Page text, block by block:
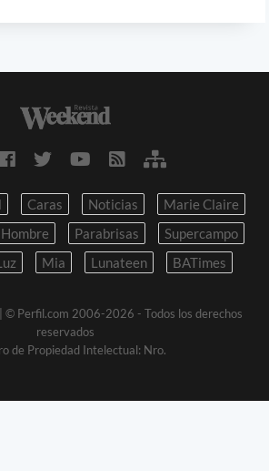
Caras Noticias
Marie Claire
Hombre Parabrisas
Supercampo
Mia Lunateen BATimes
| © Perfil.com 2006-2026 - Todos los derechos
reservados
de Propiedad Intelectual: Nro.